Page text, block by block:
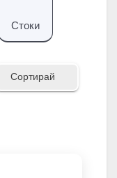
Стоки
Сортирай